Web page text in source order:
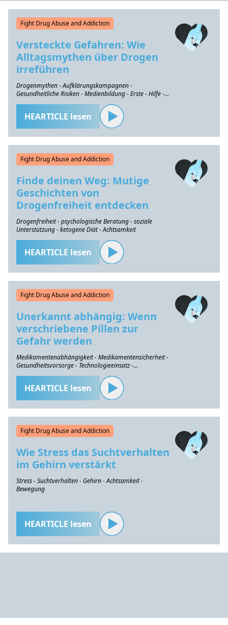
Fight Drug Abuse and Addiction
Versteckte Gefahren: Wie
Alltagsmythen über Drogen
irreführen
Drogenmythen - Aufklärungskampagnen -
Gesundheitliche Risiken - Medienbildung - Erste - Hilfe -
HEARTICLE lesen
Fight Drug Abuse and Addiction
Finde deinen Weg: Mutige
Geschichten von
Drogenfreiheit entdecken
Drogenfreiheit - psychologische Beratung - soziale
Unterstützung - ketogene Diät - Achtsamkeit
HEARTICLE lesen
Fight Drug Abuse and Addiction
Unerkannt abhängig: Wenn
verschriebene Pillen zur
Gefahr werden
Medikamentenabhängigkeit - Medikamentensicherheit -
Gesundheitsvorsorge - Technologieeinsatz -
HEARTICLE lesen
Fight Drug Abuse and Addiction
Wie Stress das Suchtverhalten
im Gehirn verstärkt
Stress - Suchtverhalten - Gehirn - Achtsamkeit -
Bewegung
HEARTICLE lesen